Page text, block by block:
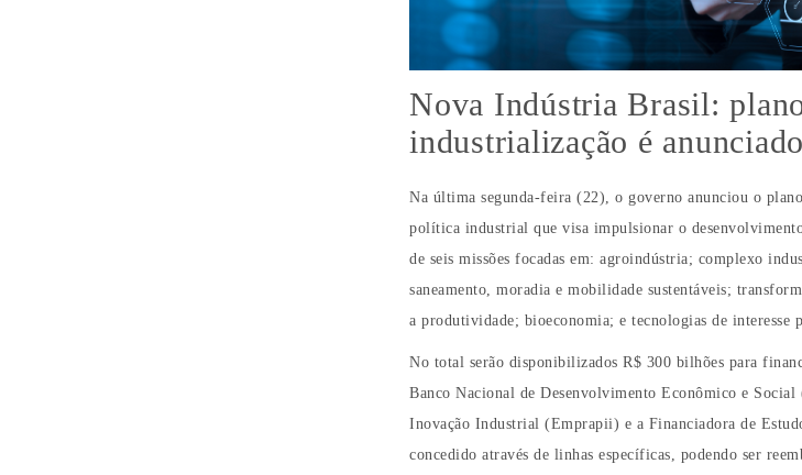
Nova Indústria Brasil:
industrialização é anunciado
Na última segunda-feira (22), o governo anunciou o
política industrial que visa impulsionar o
de seis missões focadas em: agroindústria; complexo
saneamento, moradia e mobilidade sustentáveis;
a produtividade; bioeconomia; e tecnologias de interesse
No total serão disponibilizados R$ 300 bilhões para
Banco Nacional de Desenvolvimento Econômico e
Inovação Industrial (Emprapii) e a Financiadora de
concedido através de linhas específicas, podendo ser